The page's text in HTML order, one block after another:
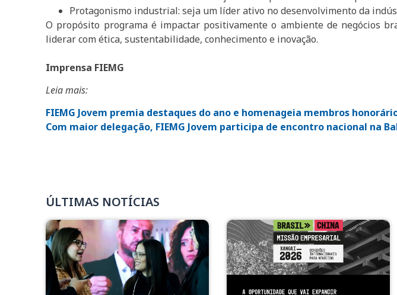
Protagonismo industrial: seja um líder ativo no desenvolvimento da
O propósito programa é impactar positivamente o ambiente de negócios
liderar com ética, sustentabilidade, conhecimento e inovação.
Imprensa FIEMG
Leia mais:
FIEMG Jovem premia destaques do ano e homenageia membros
Com maior delegação, FIEMG Jovem participa de encontro nacional na
ÚLTIMAS NOTÍCIAS